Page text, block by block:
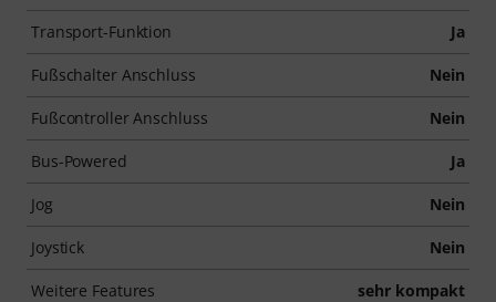
Transport-Funktion Ja
Fußschalter Anschluss Nein
Fußcontroller Anschluss Nein
Bus-Powered Ja
Jog Nein
Joystick Nein
Weitere Features sehr kompakt